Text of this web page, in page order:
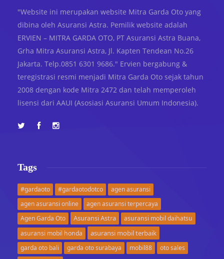
"Website ini merupakan website Mitra Garda Oto yang
dibina oleh Asuransi Astra. Pemilik website adalah
ERVIEN – MITRA GARDA OTO, PT Asuransi Astra Buana,
Grha Mitra Asuransi Astra, Jl. Kapten Tendean No.26
Jakarta. Telp.0851 6301 9686." Ervien bergabung &
teregistrasi resmi menjadi Mitra Garda Oto sejak tahun
2008 dengan kode Mitra 2472 dan telah memperoleh
lisensi dari AAUI (Asosiasi Asuransi Umum Indonesia).
Tags
#gardaoto #gardaotodotco
agen asuransi
agen asuransi online
agen asuransi terpercaya
Agen Garda Oto
Asuransi Astra
asuransi mobil daihatsu
asuransi mobil honda
asuransi mobil terbaik
garda oto bali garda oto surabaya mobil88
oto sales